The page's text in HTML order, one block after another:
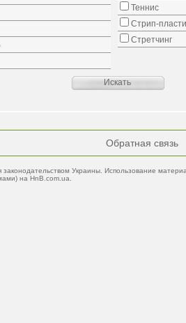
Теннис
Стрип-
Стретчинг
Обратная связь
Украины. Использование
на HnB.com.ua.